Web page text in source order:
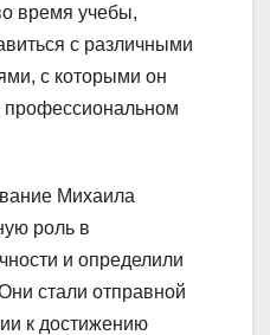
время учебы,
с различными
с которыми он
профессиональном
Михаила
роль в
и определили
стали отправной
к достижению